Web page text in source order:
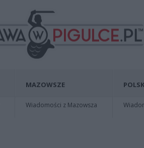
MAZOWSZE
Wiadomości z Mazowsza